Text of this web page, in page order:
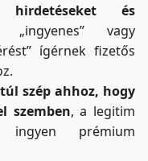
és
vagy
ígérnek fizetős
szép ahhoz, hogy
szemben, a legitim
prémium